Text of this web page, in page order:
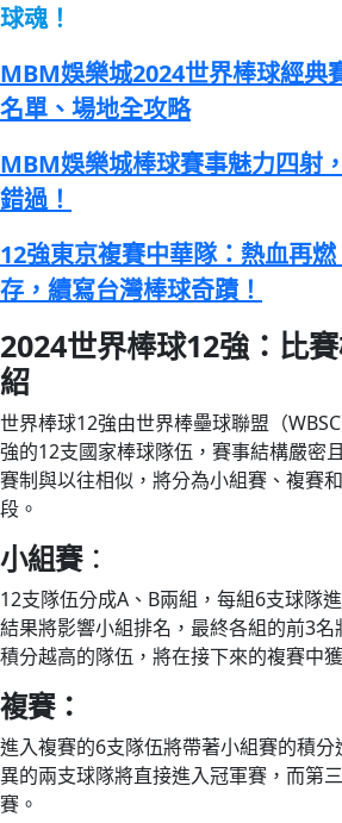
球魂！
MBM娛樂城2024世界棒球經典
名單、場地全攻略
MBM娛樂城棒球賽事魅力四射
錯過！
12強東京複賽中華隊：熱血再
存，續寫台灣棒球奇蹟！
2024世界棒球12強：比
紹
世界棒球12強由世界棒壘球聯盟（
強的12支國家棒球隊伍，賽事結構嚴密
賽制與以往相似，將分為小組賽、複賽
段。
小組賽：
12支隊伍分成A、B兩組，每組6支球隊
結果將影響小組排名，最終各組的前3
積分越高的隊伍，將在接下來的複賽中
複賽：
進入複賽的6支隊伍將帶著小組賽的積
異的兩支球隊將直接進入冠軍賽，而第
賽。